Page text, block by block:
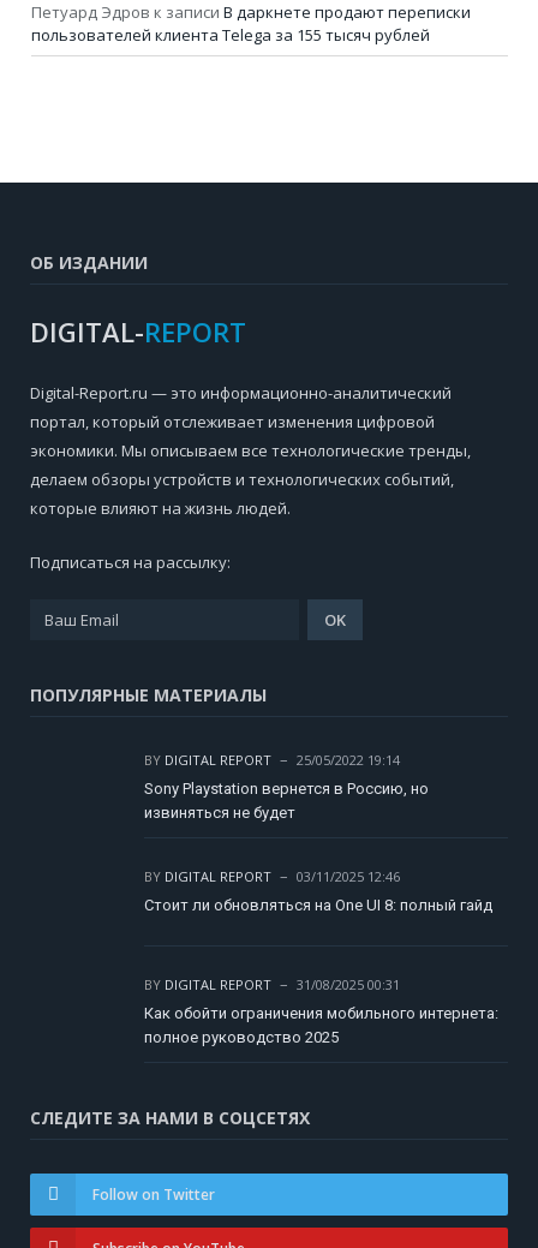
Петуард Эдров к записи В даркнете продают переписки
пользователей клиента Telega за 155 тысяч рублей
ОБ ИЗДАНИИ
DIGITAL-REPORT
Digital-Report.ru — это информационно-аналитический
портал, который отслеживает изменения цифровой
экономики. Мы описываем все технологические тренды,
делаем обзоры устройств и технологических событий,
которые влияют на жизнь людей.
Подписаться на рассылку:
ПОПУЛЯРНЫЕ МАТЕРИАЛЫ
BY DIGITAL REPORT
25/05/2022 19:14
Sony Playstation вернется в Россию, но
извиняться не будет
BY DIGITAL REPORT
03/11/2025 12:46
Стоит ли обновляться на One UI 8: полный гайд
BY DIGITAL REPORT
31/08/2025 00:31
Как обойти ограничения мобильного интернета:
полное руководство 2025
СЛЕДИТЕ ЗА НАМИ В СОЦСЕТЯХ
Follow on Twitter